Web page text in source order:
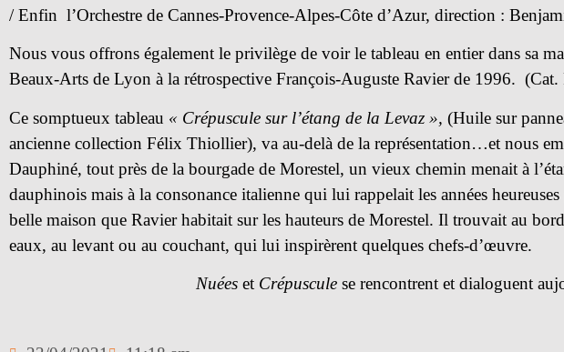
/ Enfin l’Orchestre de Cannes-Provence-Alpes-Côte d’Azur, direction :
Nous vous offrons également le privilège de voir le tableau en entier dans sa
Beaux-Arts de Lyon à la rétrospective François-Auguste Ravier de 1996.
Ce somptueux tableau « Crépuscule sur l’étang de la Levaz », (Huile sur
ancienne collection Félix Thiollier), va au-delà de la représentation…et nous
Dauphiné, tout près de la bourgade de Morestel, un vieux chemin menait à
dauphinois mais à la consonance italienne qui lui rappelait les années
belle maison que Ravier habitait sur les hauteurs de Morestel. Il trouvait au
eaux, au levant ou au couchant, qui lui inspirèrent quelques chefs-d’œuvre.
Nuéeset Crépusculese rencontrent et dialoguent